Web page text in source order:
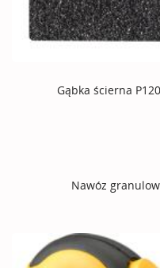
Gąbka ścierna
Nawóz